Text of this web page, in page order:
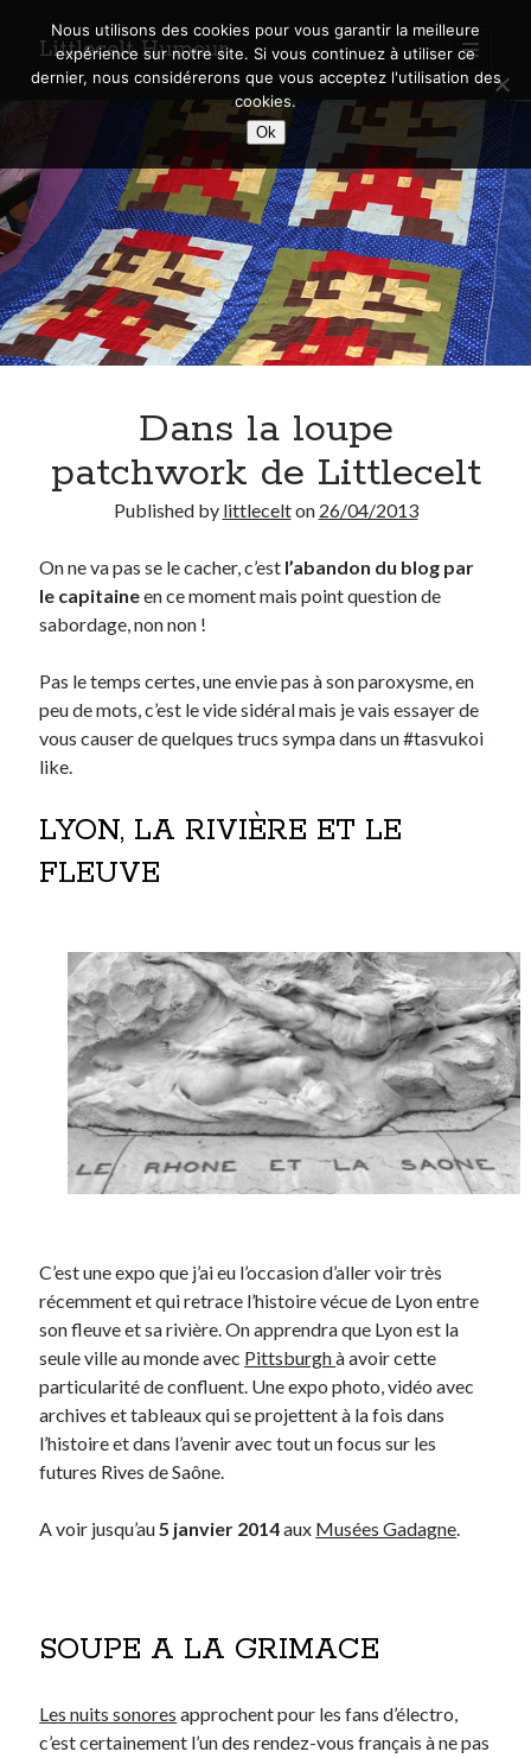
Littlecelt Humeur
open
primary
menu
Sidebar
Recherche sur le blog
Derniers articles
Municipales 2026 : Lyon, Métropole et Caluire, mon choix pour l’avenir
Quel Lyonnais es-tu, Renaud Ducher ?
A quand une véritable place pour le vélo à Caluire dans la Métropole de
Lyon ?
Comment je vis ma vie sur un vélo
Derniers Commentaires
Entretien ménagerdans T’as vu quoi ? #52
littleceltdansComment j’ai opéré ma vélorution toute personnelle
Anthony dansComment j’ai opéré ma vélorution toute personnelle
Renaud DucherdansComment j’ai opéré ma vélorution toute
personnelle
Commentaires récents
littleceltdansComment j’ai opéré ma vélorution toute personnelle
Anthony dansComment j’ai opéré ma vélorution toute personnelle
Renaud DucherdansComment j’ai opéré ma vélorution toute
personnelle
On parle de quoi ?
A Lyon
Bon plan du dimanche
Engagé
Geek
Green
Humeur
Lectures
Lyon
Lyon à Livre Ouvert
Mini-monsieur
Parole de Follower
Proust
Sorties cuculturelles
Tavukoi
Dans la loupe
patchwork de Littlecelt
Published by littlecelton 26/04/2013
On ne va pas se le cacher, c’est l’abandon du blog par
le capitaineen ce moment mais point question de
sabordage, non non !
Pas le temps certes, une envie pas à son paroxysme, en
peu de mots, c’est le vide sidéral mais je vais essayer de
vous causer de quelques trucs sympa dans un #tasvukoi
like.
LYON, LA RIVIÈRE ET LE
FLEUVE
C’est une expo que j’ai eu l’occasion d’aller voir très
récemment et qui retrace l’histoire vécue de Lyon entre
son fleuve et sa rivière. On apprendra que Lyon est la
seule ville au monde avec Pittsburghà avoir cette
particularité de confluent. Une expo photo, vidéo avec
archives et tableaux qui se projettent à la fois dans
l’histoire et dans l’avenir avec tout un focus sur les
futures Rives de Saône.
A voir jusqu’au 5 janvier 2014aux Musées Gadagne
SOUPE A LA GRIMACE
Les nuits sonores approchent pour les fans d’électro,
c’est certainement l’un des rendez-vous français à ne pas
Nous utilisons des cookies pour vous garantir la meilleure
expérience sur notre site. Si vous continuez à utiliser ce
dernier, nous considérerons que vous acceptez l'utilisation des
cookies.
Ok